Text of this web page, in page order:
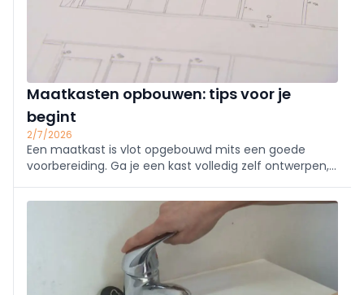
Maatkasten opbouwen: tips voor je
begint
2/7/2026
Een maatkast is vlot opgebouwd mits een goede
voorbereiding. Ga je een kast volledig zelf ontwerpen,
pakkket? Ben je van plan om kastdeuren te voorzien
of ga je voor open kasten? We lijsten enkele tips ...